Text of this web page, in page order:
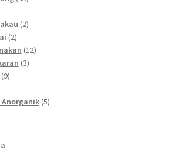
22
22
products
1212
33
99
Anorganik 55